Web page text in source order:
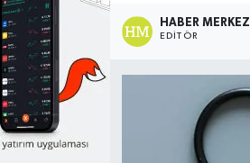
HABER MERKEZI
EDITÖR
PİYASALAR
SAVUNMA
Haber Arşivi